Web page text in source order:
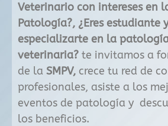
Veterinario con intereses en
Patología?, ¿Eres estudiante
especializarte en la
veterinaria? te invitamos a
de la SMPV, crece tu red de
profesionales, asiste a los
eventos de patología y
los beneficios.